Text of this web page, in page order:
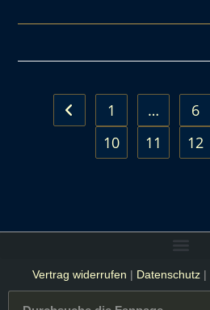
1 … 6
10
11 12
Vertrag widerrufen | Datenschutz|